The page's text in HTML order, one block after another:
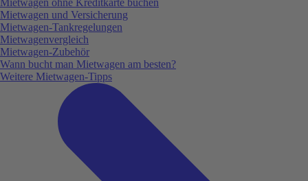
Mietwagen und Versicherung
Mietwagen-Tankregelungen
Mietwagenvergleich
Mietwagen-Zubehör
Wann bucht man Mietwagen am besten?
Weitere Mietwagen-Tipps